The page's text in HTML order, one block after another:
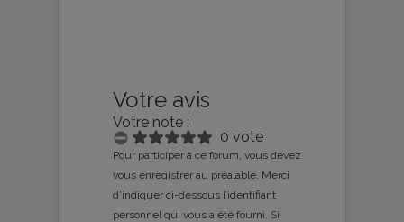
Votre avis
Votre note :
0 vote
Pour participer à ce forum, vous devez
vous enregistrer au préalable. Merci
d’indiquer ci-dessous l’identifiant
personnel qui vous a été fourni. Si